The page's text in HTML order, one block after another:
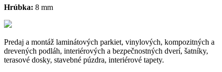
Hrúbka: 8 mm
Predaj a montáž laminátových parkiet, vinylových, kompozitných a
drevených podláh, interiérových a bezpečnostných dverí, šatníky,
terasové dosky, stavebné púzdra, interiérové tapety.